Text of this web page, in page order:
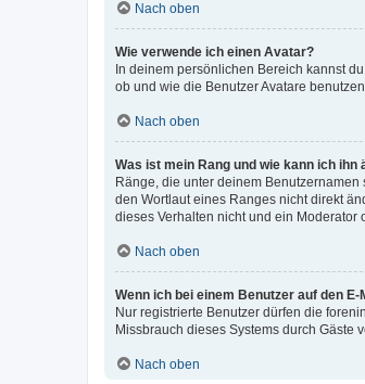
Nach oben
Wie verwende ich einen Avatar?
In deinem persönlichen Bereich kannst
ob und wie die Benutzer Avatare
Nach oben
Was ist mein Rang und wie kann ich ihn
Ränge, die unter deinem
den Wortlaut eines Ranges nicht direkt
dieses Verhalten nicht und ein
Nach oben
Wenn ich bei einem Benutzer auf den
Nur registrierte Benutzer dürfen die
Missbrauch dieses Systems durch Gäste
Nach oben